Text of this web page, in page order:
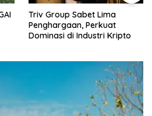
Triv Group Sabet Lima
Penghargaan, Perkuat
Dominasi di Industri Kripto